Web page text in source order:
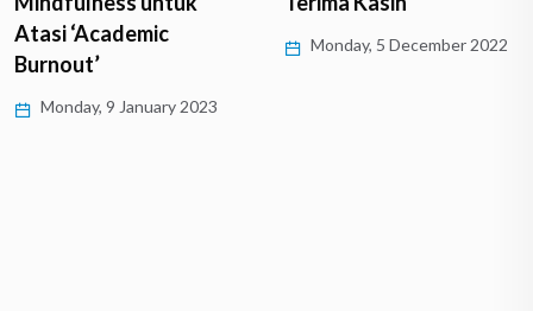
Atasi ‘Academic
Burnout’
Monday, 9 January 2023
Monday, 5 December 2022